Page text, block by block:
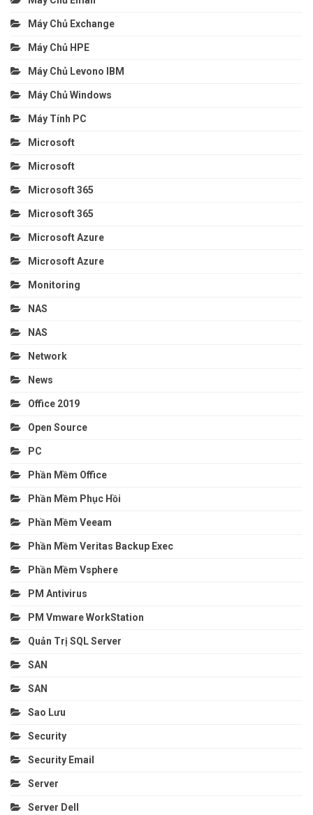
Máy Chủ Exchange
Máy Chủ HPE
Máy Chủ Levono IBM
Máy Chủ Windows
Máy Tính PC
Microsoft
Microsoft
Microsoft 365
Microsoft 365
Microsoft Azure
Microsoft Azure
Monitoring
NAS
NAS
Network
News
Office 2019
Open Source
PC
Phần Mềm Office
Phần Mềm Phục Hồi
Phần Mềm Veeam
Phần Mềm Veritas Backup Exec
Phần Mềm Vsphere
PM Antivirus
PM Vmware WorkStation
Quản Trị SQL Server
SAN
SAN
Sao Lưu
Security
Security Email
Server
Server Dell